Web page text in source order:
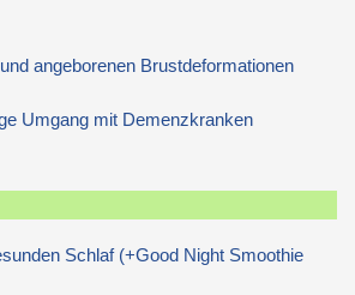
angeborenen Brustdeformationen
Umgang mit Demenzkranken
Schlaf (+Good Night Smoothie